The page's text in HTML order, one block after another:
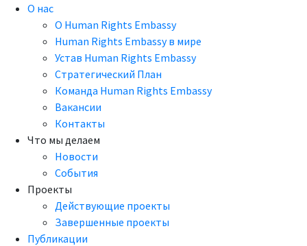
О нас
О Human Rights Embassy
Human Rights Embassy в мире
Устав Human Rights Embassy
Стратегический План
Команда Human Rights Embassy
Вакансии
Контакты
Что мы делаем
Новости
События
Проекты
Действующие проекты
Завершенные проекты
Публикации